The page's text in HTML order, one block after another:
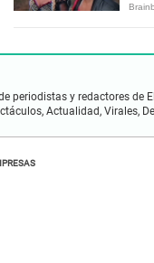
periodistas y redactores de
Actualidad, Virales,